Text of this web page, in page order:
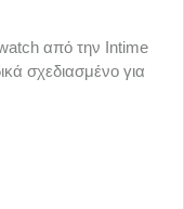
από την Intime
σχεδιασμένο για